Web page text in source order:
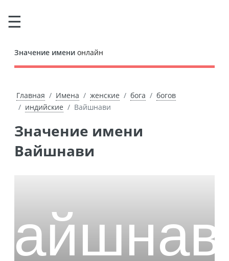
Значение имени онлайн
Главная Имена женские бога
богов
индийские
Вайшнави
Значение имени
Вайшнави